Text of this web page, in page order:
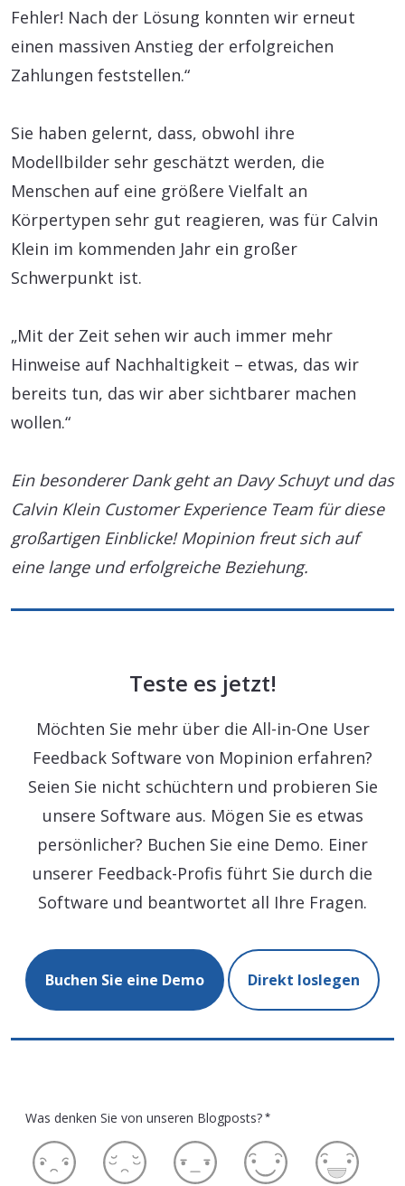
Fehler! Nach der Lösung konnten wir erneut
einen massiven Anstieg der erfolgreichen
Zahlungen feststellen.“
Sie haben gelernt, dass, obwohl ihre
Modellbilder sehr geschätzt werden, die
Menschen auf eine größere Vielfalt an
Körpertypen sehr gut reagieren, was für Calvin
Klein im kommenden Jahr ein großer
Schwerpunkt ist.
„Mit der Zeit sehen wir auch immer mehr
Hinweise auf Nachhaltigkeit – etwas, das wir
bereits tun, das wir aber sichtbarer machen
wollen.“
Ein besonderer Dank geht an Davy Schuyt und das
Calvin Klein Customer Experience Team für diese
großartigen Einblicke! Mopinion freut sich auf
eine lange und erfolgreiche Beziehung.
Teste es jetzt!
Möchten Sie mehr über die All-in-One User
Feedback Software von Mopinion erfahren?
Seien Sie nicht schüchtern und probieren Sie
unsere Software aus. Mögen Sie es etwas
persönlicher? Buchen Sie eine Demo. Einer
unserer Feedback-Profis führt Sie durch die
Software und beantwortet all Ihre Fragen.
Buchen Sie eine Demo Direkt loslegen
Was denken Sie von unseren Blogposts? *